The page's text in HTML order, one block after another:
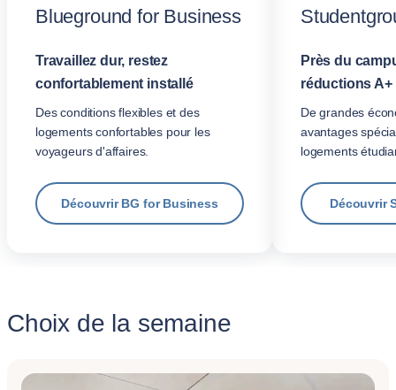
Blueground for Business
Travaillez dur, restez
confortablement installé
Des conditions flexibles et des
logements confortables pour les
voyageurs d'affaires.
Découvrir BG for Business
Près du
réductions A+
De grandes
avantages
logements
Découvrir
Choix de la semaine